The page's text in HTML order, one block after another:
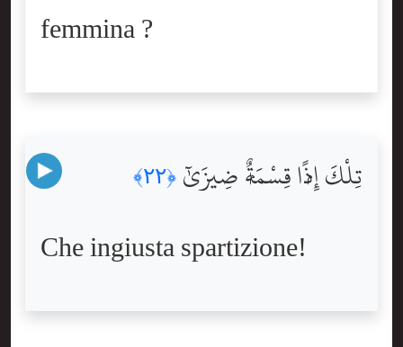
femmina ?
تِلْكَ إِذًۭا قِسْمَةٌۭ ضِيزَىٰٓ ﴿٢٢﴾
Che ingiusta spartizione!